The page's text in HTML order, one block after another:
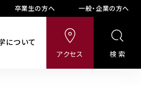
アクセス 検索
について
卒業生の方へ 一般・企業の方へ